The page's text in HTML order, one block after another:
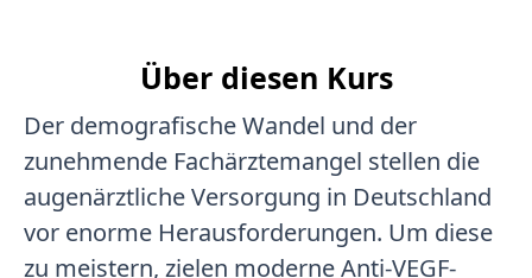
Über diesen Kurs
Der demografische Wandel und der
zunehmende Fachärztemangel stellen die
augenärztliche Versorgung in Deutschland
vor enorme Herausforderungen. Um diese
zu meistern, zielen moderne Anti-VEGF-